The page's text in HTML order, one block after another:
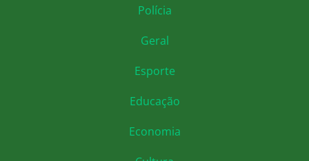
Polícia
Geral
Esporte
Educação
Economia